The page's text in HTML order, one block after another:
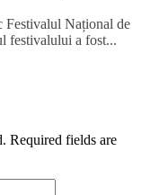
Festivalul Național de
festivalului a fost...
Required fields are